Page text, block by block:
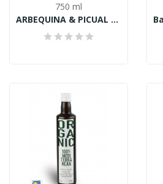
750 ml
ARBEQUINA & PICUAL Extra panensky olivový olej...